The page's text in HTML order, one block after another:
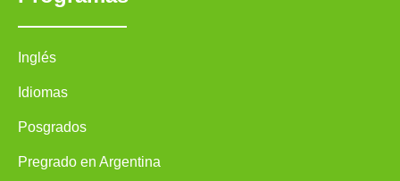
Inglés
Idiomas
Posgrados
Pregrado en Argentina